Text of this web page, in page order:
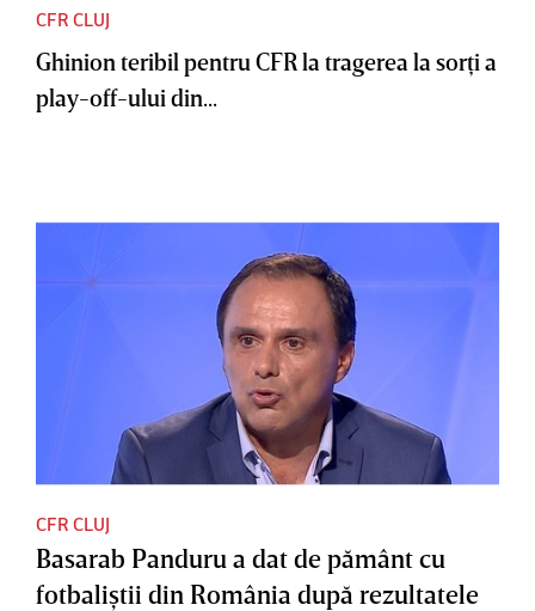
CFR CLUJ
Ghinion teribil pentru CFR la tragerea la sorţi a
play-off-ului din...
CFR CLUJ
Basarab Panduru a dat de pământ cu
fotbaliştii din România după rezultatele